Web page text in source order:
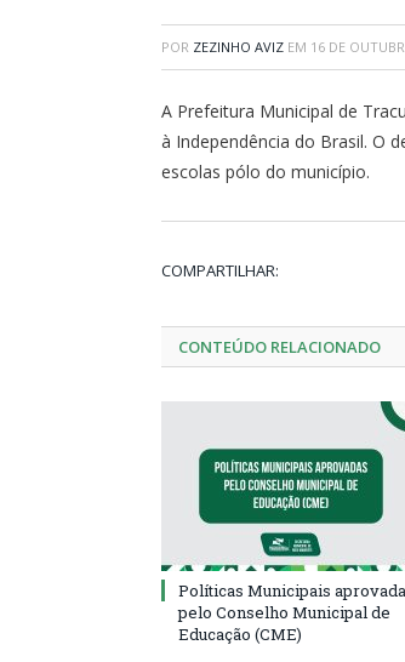
POR ZEZINHO AVIZ EM 16 DE
A Prefeitura Municipal de
à Independência do Brasil. O
escolas pólo do município.
COMPARTILHAR:
CONTEÚDO RELACIONADO
Políticas Municipais
pelo Conselho Municipal de
Educação (CME)